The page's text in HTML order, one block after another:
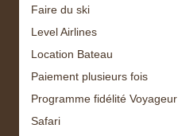
Faire du ski
Level Airlines
Location Bateau
Paiement plusieurs fois
Programme fidélité Voyageur
Safari